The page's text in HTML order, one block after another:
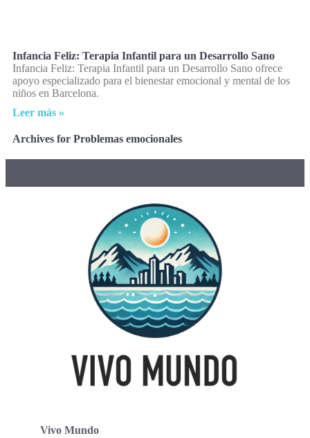
Infancia Feliz: Terapia Infantil para un Desarrollo Sano
Infancia Feliz: Terapia Infantil para un Desarrollo Sano ofrece
apoyo especializado para el bienestar emocional y mental de los
niños en Barcelona.
Leer más »
Archives for Problemas emocionales
Vivo Mundo